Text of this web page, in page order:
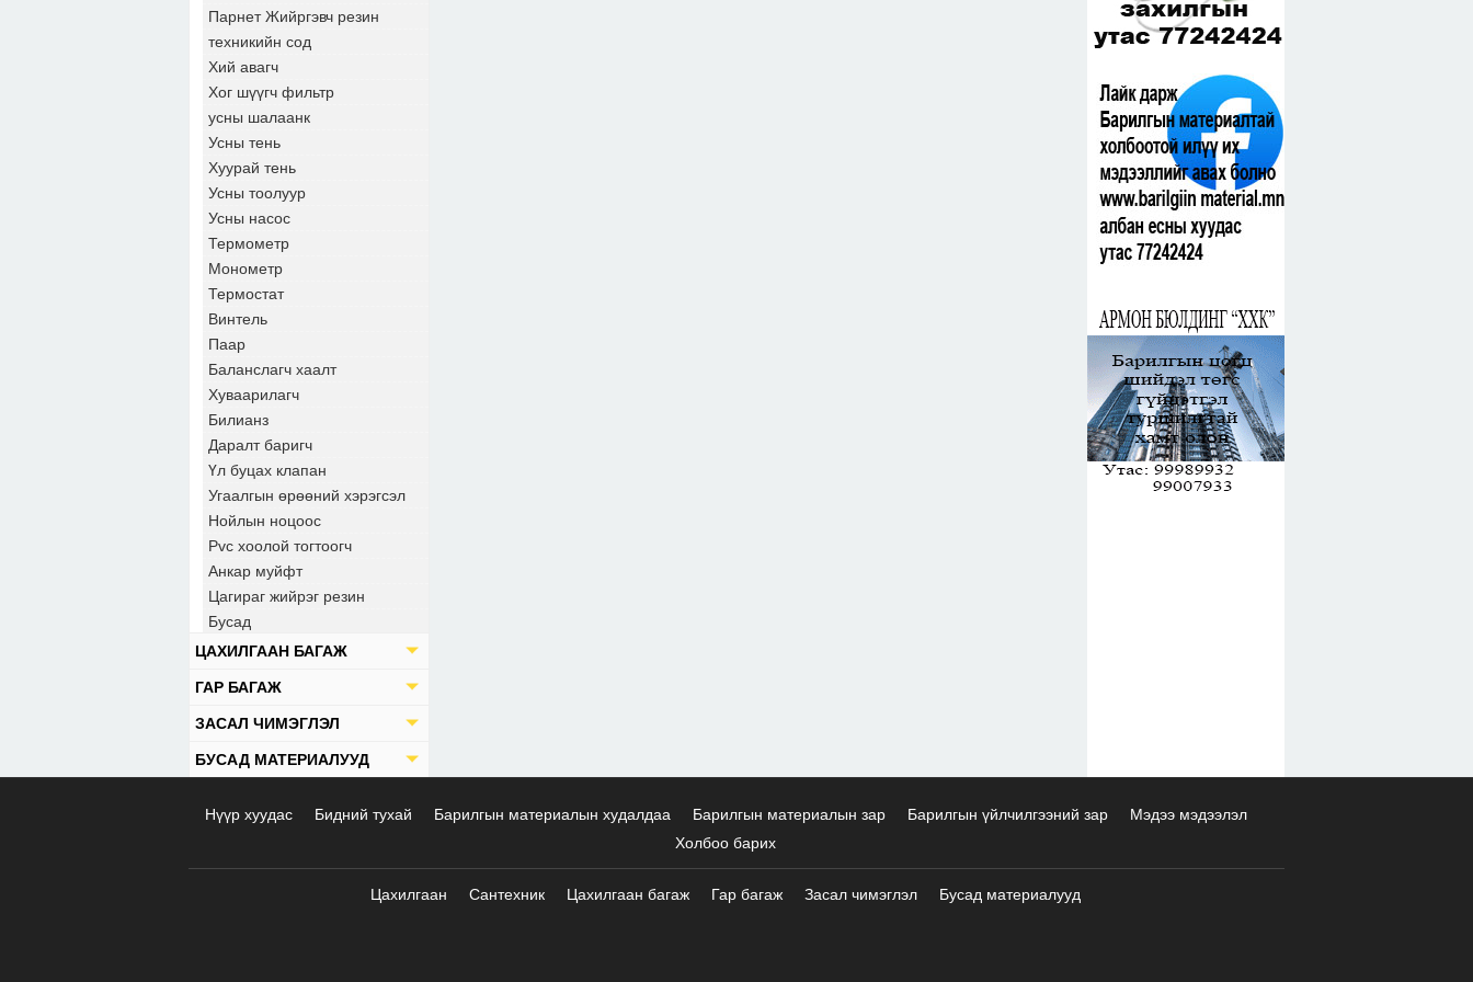
Парнет Жийргэвч резин
техникийн сод
Хий авагч
Хог шүүгч фильтр
усны шалаанк
Усны тень
Хуурай тень
Усны тоолуур
Усны насос
Термометр
Монометр
Термостат
Винтель
Паар
Баланслагч хаалт
Хуваарилагч
Билианз
Даралт баригч
Үл буцах клапан
Угаалгын өрөөний хэрэгсэл
Нойлын ноцоос
Pvc хоолой тогтоогч
Анкар муйфт
Цагираг жийрэг резин
Бусад
ЦАХИЛГААН БАГАЖ
ГАР БАГАЖ
ЗАСАЛ ЧИМЭГЛЭЛ
БУСАД МАТЕРИАЛУУД
Нүүр хуудас Бидний тухай Барилгын материалын худалдаа Барилгын материалын зар Барилгын үйлчилгээний зар
Мэдээ мэдээлэл
Холбоо барих
Цахилгаан Сантехник Цахилгаан багаж Гар багаж Засал чимэглэл Бусад материалууд